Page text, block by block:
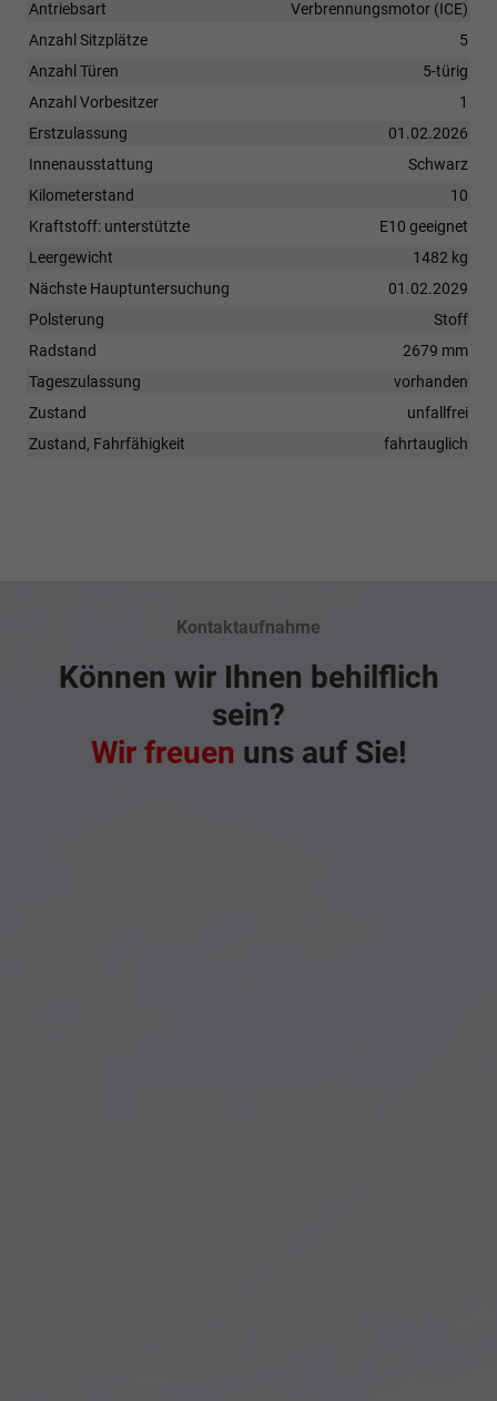
Antriebsart
Verbrennungsmotor (ICE)
Anzahl Sitzplätze
5
Anzahl Türen
5-türig
Anzahl Vorbesitzer
1
Erstzulassung
01.02.2026
Innenausstattung
Schwarz
Kilometerstand
10
Kraftstoff: unterstützte
E10 geeignet
Leergewicht
1482 kg
Nächste Hauptuntersuchung
01.02.2029
Polsterung
Stoff
Radstand
2679 mm
Tageszulassung
vorhanden
Zustand
unfallfrei
Zustand, Fahrfähigkeit
fahrtauglich
Kontaktaufnahme
Können wir Ihnen behilflich
sein?
Wir freuen uns auf Sie!